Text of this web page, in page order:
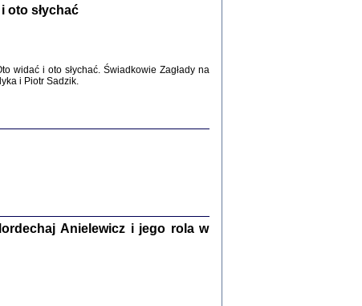
Warszawa 2017
oto słychać
widać i oto słychać. Świadkowie Zagłady na
i Piotr Sadzik.
Anielewicz i jego rola w